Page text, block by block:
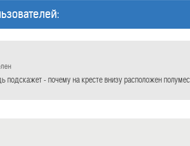
подскажет - почему на кресте внизу расположен